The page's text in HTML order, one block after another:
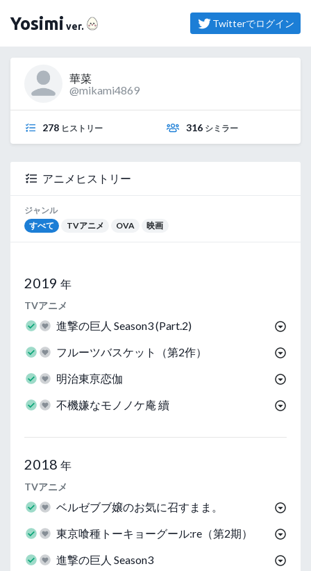
Yosimi（よしみ）
ver. Twitterでログイン
華菜
@mikami4869
278 ヒストリー 316 シミラー
アニメヒストリー
ジャンル
すべて
TVアニメ OVA 映画
2019 年
TVアニメ
進撃の巨人 Season3 (Part.2)
フルーツバスケット（第2作）
明治東亰恋伽
不機嫌なモノノケ庵 續
2018 年
TVアニメ
ベルゼブブ嬢のお気に召すまま。
東京喰種トーキョーグール:re（第2期）
進撃の巨人 Season3